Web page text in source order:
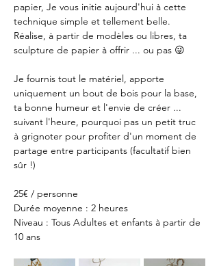
papier, Je vous initie aujourd'hui à cette
technique simple et tellement belle.
Réalise, à partir de modèles ou libres, ta
sculpture de papier à offrir ... ou pas 😜
Je fournis tout le matériel, apporte
uniquement un bout de bois pour la base,
ta bonne humeur et l'envie de créer ...
suivant l'heure, pourquoi pas un petit truc
à grignoter pour profiter d'un moment de
partage entre participants (facultatif bien
sûr !)
25€ / personne
Durée moyenne : 2 heures
Niveau : Tous Adultes et enfants à partir de
10 ans